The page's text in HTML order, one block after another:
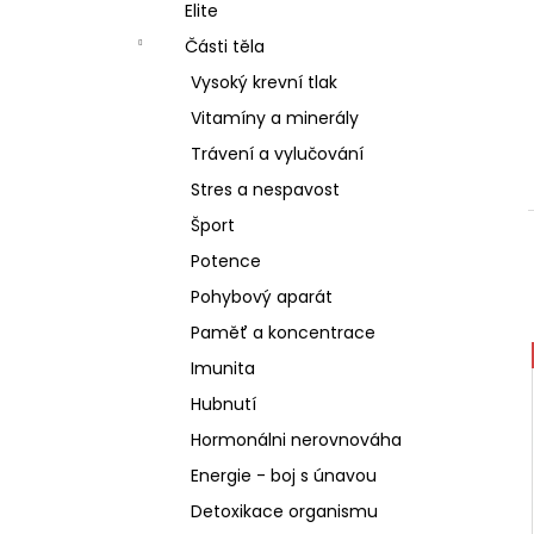
Elite
Části těla
Vysoký krevní tlak
Vitamíny a minerály
Trávení a vylučování
Stres a nespavost
Šport
Potence
Pohybový aparát
Paměť a koncentrace
Imunita
Hubnutí
Hormonálni nerovnováha
Energie - boj s únavou
Detoxikace organismu
SCHIZANDRA
329 Kč